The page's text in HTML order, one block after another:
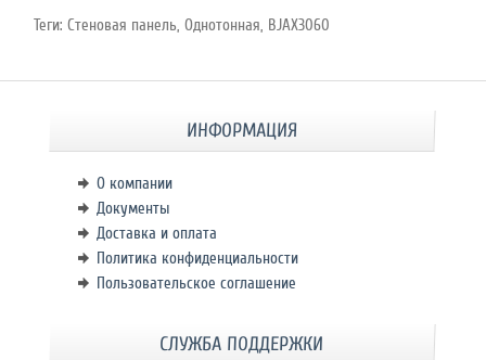
Теги:Стеновая панель,Однотонная, BJAX3060
ИНФОРМАЦИЯ
О компании
Документы
Доставка и оплата
Политика конфиденциальности
Пользовательское соглашение
СЛУЖБА ПОДДЕРЖКИ